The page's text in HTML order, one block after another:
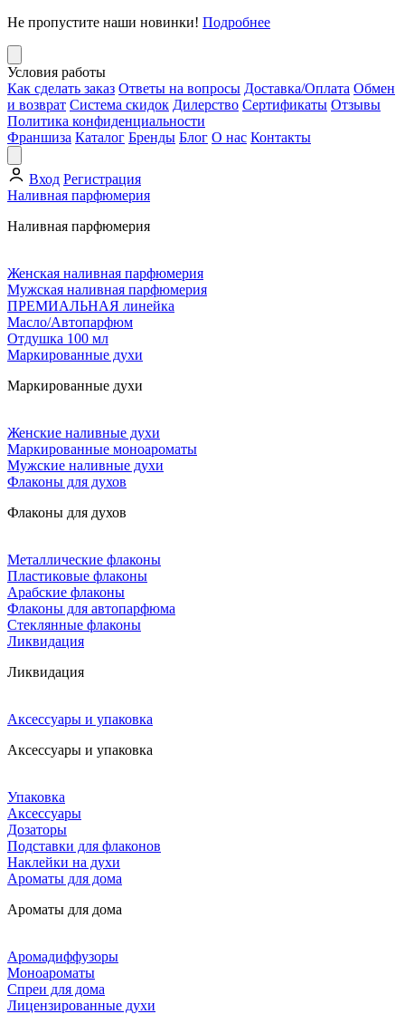
Не пропустите наши новинки! Подробнее
Условия работы
Как сделать заказ Ответы на вопросы Доставка/Оплата Обмен
и возврат Система скидок Дилерство Сертификаты Отзывы
Политика конфиденциальности
Франшиза Каталог Бренды Блог О нас Контакты
Вход Регистрация
Наливная парфюмерия
Наливная парфюмерия
Женская наливная парфюмерия
Мужская наливная парфюмерия
ПРЕМИАЛЬНАЯ линейка
Масло/Автопарфюм
Отдушка 100 мл
Маркированные духи
Маркированные духи
Женские наливные духи
Маркированные моноароматы
Мужские наливные духи
Флаконы для духов
Флаконы для духов
Металлические флаконы
Пластиковые флаконы
Арабские флаконы
Флаконы для автопарфюма
Стеклянные флаконы
Ликвидация
Ликвидация
Аксессуары и упаковка
Аксессуары и упаковка
Упаковка
Аксессуары
Дозаторы
Подставки для флаконов
Наклейки на духи
Ароматы для дома
Ароматы для дома
Аромадиффузоры
Моноароматы
Спреи для дома
Лицензированные духи